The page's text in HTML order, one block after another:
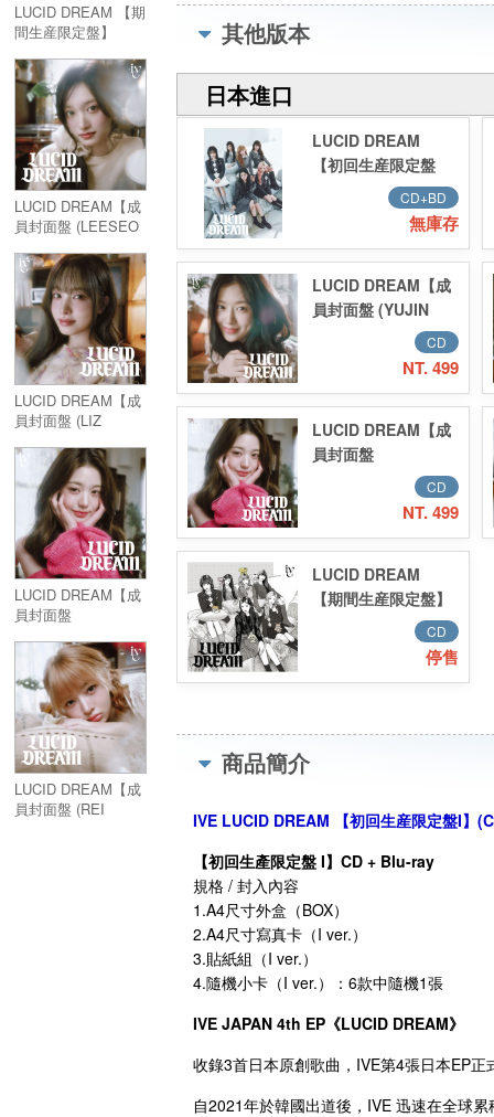
LUCID DREAM 【期
間生産限定盤】
LUCID DREAM【成
員封面盤 (LEESEO
LUCID DREAM【成
員封面盤 (LIZ
LUCID DREAM【成
員封面盤
ver.)】
LUCID DREAM【成
員封面盤 (REI
其他版本
日本進口
LUCID DREAM
【初回生産限定盤
V】(CD+PHOTO
CD+BD
無庫存
LUCID DREAM【成
員封面盤 (YUJIN
CD
NT. 499
LUCID DREAM【成
員封面盤
CD
NT. 499
LUCID DREAM
【期間生産限定盤】
CD
停售
商品簡介
IVE LUCID DREAM 【初回生産限定盤I】
【初回生產限定盤 I】CD + Blu-ray
規格 / 封入內容
1.A4尺寸外盒（BOX）
2.A4尺寸寫真卡（I ver.）
3.貼紙組（I ver.）
4.隨機小卡（I ver.）：6款中隨機1張
IVE JAPAN 4th EP《LUCID DREAM》
收錄3首日本原創歌曲，IVE第4張日本EP正
自2021年於韓國出道後，IVE 迅速在全球